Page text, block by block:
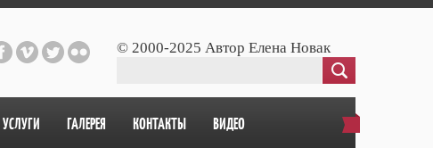
© 2000-2025 Автор Елена Новак
УСЛУГИ ГАЛЕРЕЯ КОНТАКТЫ ВИДЕО